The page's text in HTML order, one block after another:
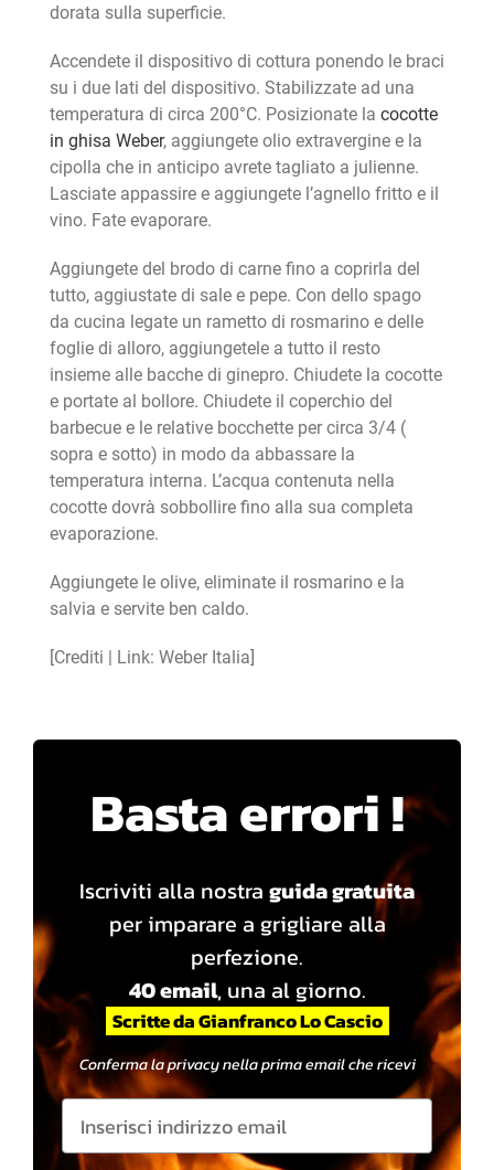
dorata sulla superficie.
Accendete il dispositivo di cottura ponendo le braci
su i due lati del dispositivo. Stabilizzate ad una
temperatura di circa 200°C. Posizionate la cocotte
in ghisa Weber, aggiungete olio extravergine e la
cipolla che in anticipo avrete tagliato a julienne.
Lasciate appassire e aggiungete l’agnello fritto e il
vino. Fate evaporare.
Aggiungete del brodo di carne fino a coprirla del
tutto, aggiustate di sale e pepe. Con dello spago
da cucina legate un rametto di rosmarino e delle
foglie di alloro, aggiungetele a tutto il resto
insieme alle bacche di ginepro. Chiudete la cocotte
e portate al bollore. Chiudete il coperchio del
barbecue e le relative bocchette per circa 3/4 (
sopra e sotto) in modo da abbassare la
temperatura interna. L’acqua contenuta nella
cocotte dovrà sobbollire fino alla sua completa
evaporazione.
Aggiungete le olive, eliminate il rosmarino e la
salvia e servite ben caldo.
[Crediti | Link: Weber Italia]
Basta errori !
Iscriviti alla nostra guida gratuita
per imparare a grigliare alla
perfezione.
40 email, una al giorno.
Scritte da Gianfranco Lo Cascio
Conferma la privacy nella prima email che ricevi